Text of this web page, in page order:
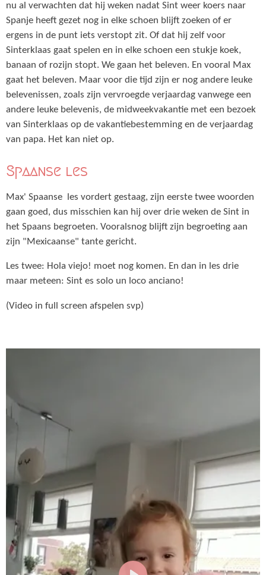
nu al verwachten dat hij weken nadat Sint weer koers naar
Spanje heeft gezet nog in elke schoen blijft zoeken of er
ergens in de punt iets verstopt zit. Of dat hij zelf voor
Sinterklaas gaat spelen en in elke schoen een stukje koek,
banaan of rozijn stopt. We gaan het beleven. En vooral Max
gaat het beleven. Maar voor die tijd zijn er nog andere leuke
belevenissen, zoals zijn vervroegde verjaardag vanwege een
andere leuke belevenis, de midweekvakantie met een bezoek
van Sinterklaas op de vakantiebestemming en de verjaardag
van papa. Het kan niet op.
Spaanse les
Max' Spaanse les vordert gestaag, zijn eerste twee woorden
gaan goed, dus misschien kan hij over drie weken de Sint in
het Spaans begroeten. Vooralsnog blijft zijn begroeting aan
zijn "Mexicaanse" tante gericht.
Les twee: Hola viejo! moet nog komen. En dan in les drie
maar meteen: Sint es solo un loco anciano!
(Video in full screen afspelen svp)